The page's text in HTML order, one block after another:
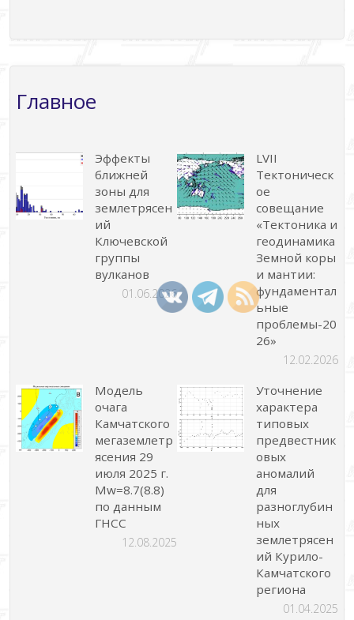
Главное
Эффекты
ближней
зоны для
землетрясен
ий
Ключевской
группы
вулканов
01.06.2026
LVII
Тектоническ
ое
совещание
«Тектоника и
геодинамика
Земной коры
и мантии:
фундаментал
ьные
проблемы-20
26»
12.02.2026
Модель
очага
Камчатского
мегаземлетр
ясения 29
июля 2025 г.
Mw=8.7(8.8)
по данным
ГНСС
12.08.2025
Уточнение
характера
типовых
предвестник
овых
аномалий
для
разноглубин
ных
землетрясен
ий Курило-
Камчатского
региона
01.04.2025